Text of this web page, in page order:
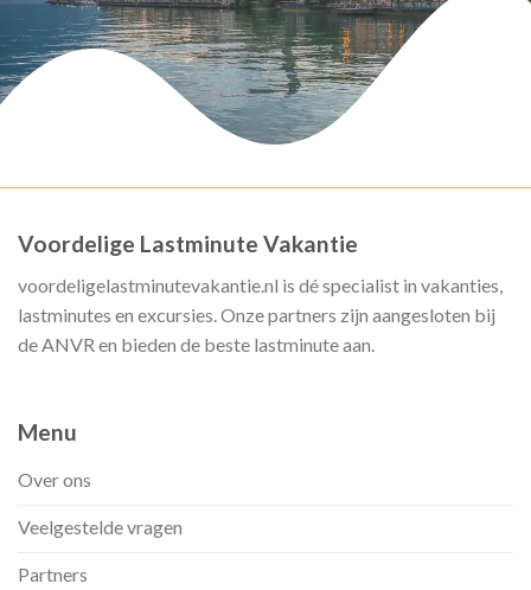
Voordelige Lastminute Vakantie
voordeligelastminutevakantie.nl is dé specialist in vakanties,
lastminutes en excursies. Onze partners zijn aangesloten bij
de ANVR en bieden de beste lastminute aan.
Menu
Over ons
Veelgestelde vragen
Partners